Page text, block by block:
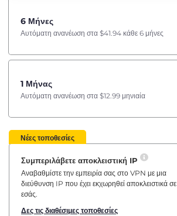
6 Μήνες
Αυτόματη ανανέωση στα $41.94 κάθε 6 μήνες
1 Μήνας
Αυτόματη ανανέωση στα $12.99 μηνιαία
Νέες τοποθεσίες
Συμπεριλάβετε αποκλειστική IP
Αναβαθμίστε την εμπειρία σας στο VPN με μια
διεύθυνση IP που έχει εκχωρηθεί αποκλειστικά σε
εσάς.
Δες τις διαθέσιμες τοποθεσίες